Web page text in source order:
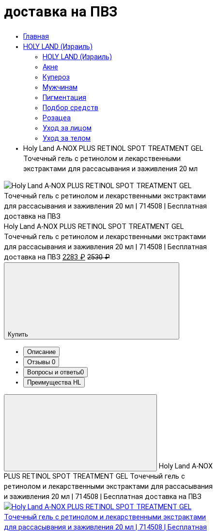
доставка на ПВЗ
Главная
HOLY LAND (Израиль)
HOLY LAND (Израиль)
Акне
Купероз
Мужчинам
Пигментация
Подбор средств
Розацеа
Уход за лицом
Уход за телом
Holy Land A-NOX PLUS RETINOL SPOT TREATMENT GEL
Точечный гель с ретинолом и лекарственными
экстрактами для рассасывания и заживления 20 мл
Holy Land A-NOX PLUS RETINOL SPOT TREATMENT GEL
Точечный гель с ретинолом и лекарственными экстрактами
для рассасывания и заживления 20 мл | 714508 | Бесплатная
доставка на ПВЗ 2283 ₽ 2530 ₽
Купить
Описание
Отзывы 0
Вопросы и ответы0
Преимущества HL
Holy Land A-NOX
PLUS RETINOL SPOT TREATMENT GEL Точечный гель с
ретинолом и лекарственными экстрактами для рассасывания
и заживления 20 мл | 714508 | Бесплатная доставка на ПВЗ